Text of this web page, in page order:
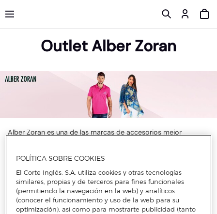
Outlet Alber Zoran
Alber Zoran es una de las marcas de accesorios mejor
adaptable a cualquier circunstancia, como los descuentos en
harán que no puedas resistirte a sus artículos. Encontrarás
desde descuentos en bandanas de Alber Zoran a precios
increíbles. Contarás con piezas adaptadas a las tendencias
veraniegas más sonadas de cada temporada en una gran
variedad de estilos. No podrás resistirte.
POLÍTICA SOBRE COOKIES
El Corte Inglés, S.A. utiliza cookies y otras tecnologías
similares, propias y de terceros para fines funcionales
(permitiendo la navegación en la web) y analíticos
(conocer el funcionamiento y uso de la web para su
optimización), así como para mostrarte publicidad (tanto